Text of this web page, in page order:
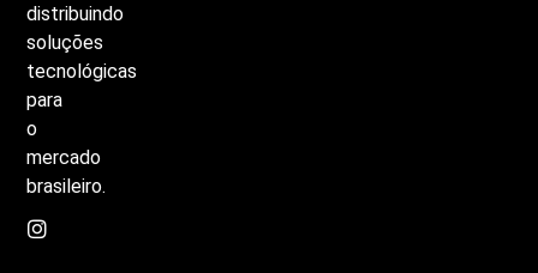
distribuindo
soluções
tecnológicas
para
o
mercado
brasileiro.